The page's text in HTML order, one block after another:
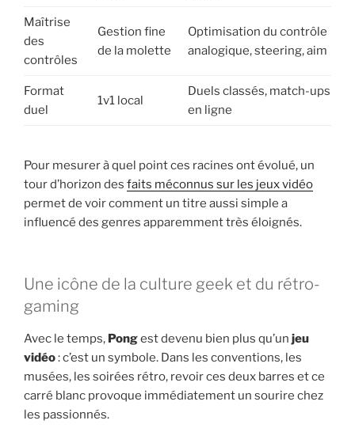
Maîtrise
des
contrôles
Gestion fine
de la molette
Optimisation du contrôle
analogique, steering, aim
Format
duel
1v1 local
Duels classés, match-ups
en ligne
Pour mesurer à quel point ces racines ont évolué, un
tour d’horizon des faits méconnus sur les jeux vidéo
permet de voir comment un titre aussi simple a
influencé des genres apparemment très éloignés.
Une icône de la culture geek et du rétro-
gaming
Avec le temps, Pongest devenu bien plus qu’un jeu
vidéo: c’est un symbole. Dans les conventions, les
musées, les soirées rétro, revoir ces deux barres et ce
carré blanc provoque immédiatement un sourire chez
les passionnés.